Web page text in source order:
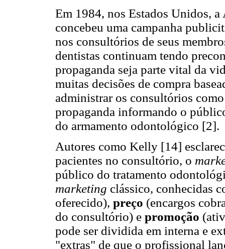
Em 1984, nos Estados Unidos,
concebeu uma campanha
nos consultórios de seus
dentistas continuam tendo
propaganda seja parte vital da
muitas decisões de compra
administrar os consultórios
propaganda informando o
do armamento odontológico [2].
Autores como Kelly [14]
pacientes no consultório, o
público do tratamento
marketing clássico, conhecidas
oferecido), preço (encargos
do consultório) e promoção
pode ser dividida em interna e
"extras" de que o profissional